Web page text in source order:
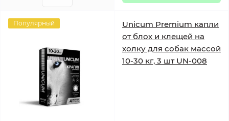
Популярный
Unicum Premium капли
от блох и клещей на
холку для собак массой
10-30 кг, 3 шт UN-008